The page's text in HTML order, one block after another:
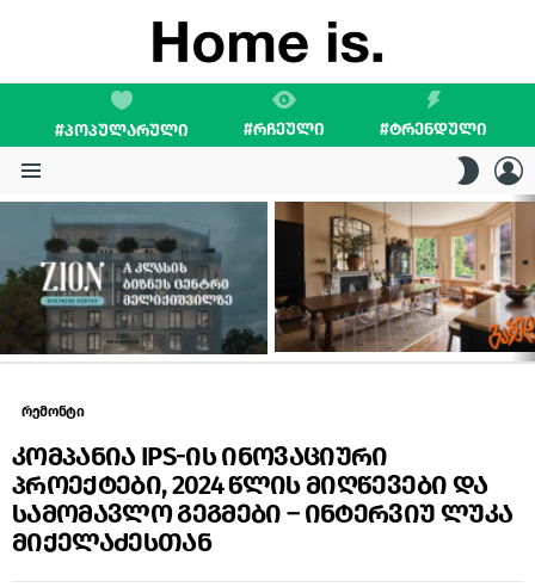
#ᲞᲝᲞᲣᲚᲐᲠᲣᲚᲘ #ᲠᲩᲔᲣᲚᲘ #ᲢᲠᲔᲜᲓᲣᲚᲘ
SKIN
STORIES
რემონტი
კომპანია IPS-ის ინოვაციური
პროექტები, 2024 წლის მიღწევები და
სამომავლო გეგმები – ინტერვიუ ლუკა
მიქელაძესთან